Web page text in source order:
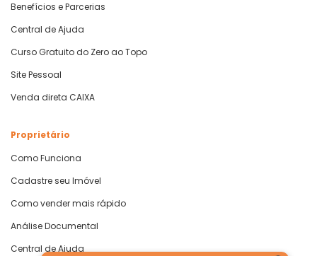
Benefícios e Parcerias
Central de Ajuda
Curso Gratuito do Zero ao Topo
Site Pessoal
Venda direta CAIXA
Proprietário
Como Funciona
Cadastre seu Imóvel
Como vender mais rápido
Análise Documental
Central de Ajuda